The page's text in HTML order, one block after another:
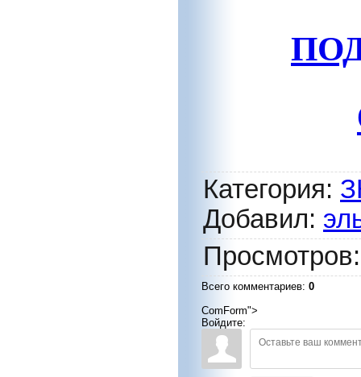
Категория:
Добавил:
Просмотров
Всего комментариев: 0
ComForm">
Войдите: